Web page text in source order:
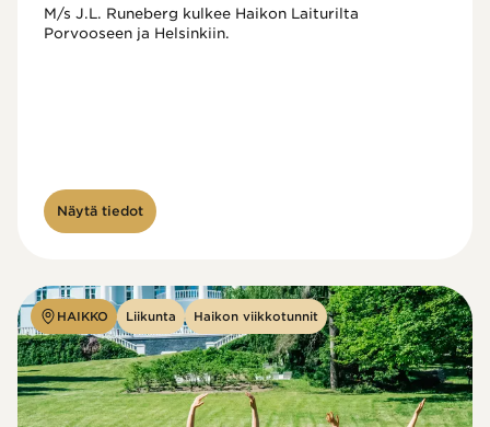
M/s J.L. Runeberg kulkee Haikon Laiturilta
Porvooseen ja Helsinkiin.
Näytä tiedot
HAIKKO Liikunta Haikon viikkotunnit